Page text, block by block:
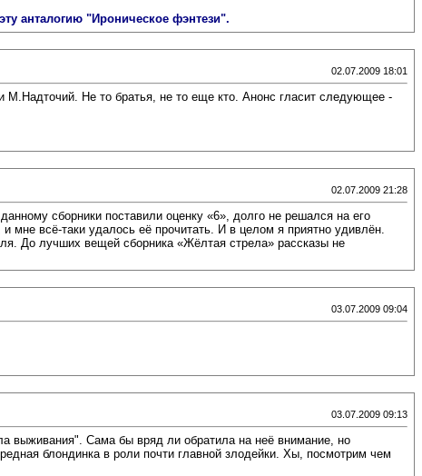
анталогию "Ироническое фэнтези".
02.07.2009 18:01
Не то братья, не то еще кто. Анонс гласит следующее -
02.07.2009 21:28
сборники поставили оценку «6», долго не решался на его
мне всё-таки удалось её прочитать. И в целом я приятно удивлён.
До лучших вещей сборника «Жёлтая стрела» рассказы не
03.07.2009 09:04
03.07.2009 09:13
выживания". Сама бы вряд ли обратила на неё внимание, но
блондинка в роли почти главной злодейки. Хы, посмотрим чем